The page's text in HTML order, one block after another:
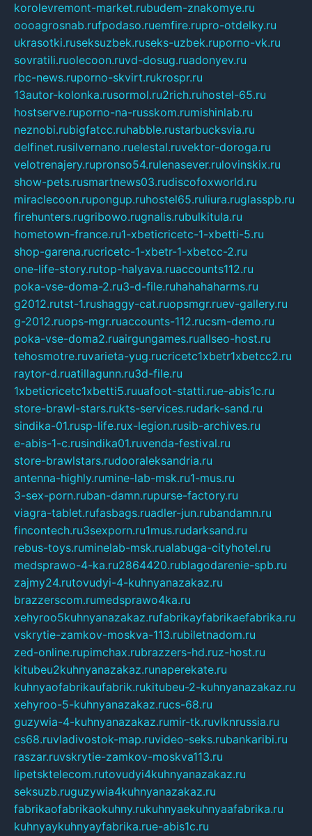
korolevremont-market.rubudem-znakomye.ru
oooagrosnab.rufpodaso.ruemfire.rupro-otdelky.ru
ukrasotki.ruseksuzbek.ruseks-uzbek.ruporno-vk.ru
sovratili.ruolecoon.ruvd-dosug.ruadonyev.ru
rbc-news.ruporno-skvirt.rukrospr.ru
13autor-kolonka.rusormol.ru2rich.ruhostel-65.ru
hostserve.ruporno-na-russkom.rumishinlab.ru
neznobi.rubigfatcc.ruhabble.rustarbucksvia.ru
delfinet.rusilvernano.ruelestal.ruvektor-doroga.ru
velotrenajery.rupronso54.rulenasever.rulovinskix.ru
show-pets.rusmartnews03.rudiscofoxworld.ru
miraclecoon.rupongup.ruhostel65.ruliura.ruglasspb.ru
firehunters.rugribowo.rugnalis.rubulkitula.ru
hometown-france.ru1-xbeticricetc-1-xbetti-5.ru
shop-garena.rucricetc-1-xbetr-1-xbetcc-2.ru
one-life-story.rutop-halyava.ruaccounts112.ru
poka-vse-doma-2.ru3-d-file.ruhahahaharms.ru
g2012.rutst-1.rushaggy-cat.ruopsmgr.ruev-gallery.ru
g-2012.ruops-mgr.ruaccounts-112.rucsm-demo.ru
poka-vse-doma2.ruairgungames.ruallseo-host.ru
tehosmotre.ruvarieta-yug.rucricetc1xbetr1xbetcc2.ru
raytor-d.ruatillagunn.ru3d-file.ru
1xbeticricetc1xbetti5.ruuafoot-statti.rue-abis1c.ru
store-brawl-stars.rukts-services.rudark-sand.ru
sindika-01.rusp-life.rux-legion.rusib-archives.ru
e-abis-1-c.rusindika01.ruvenda-festival.ru
store-brawlstars.rudooraleksandria.ru
antenna-highly.rumine-lab-msk.ru1-mus.ru
3-sex-porn.ruban-damn.rupurse-factory.ru
viagra-tablet.rufasbags.ruadler-jun.rubandamn.ru
fincontech.ru3sexporn.ru1mus.rudarksand.ru
rebus-toys.ruminelab-msk.rualabuga-cityhotel.ru
medsprawo-4-ka.ru2864420.rublagodarenie-spb.ru
zajmy24.rutovudyi-4-kuhnyanazakaz.ru
brazzerscom.rumedsprawo4ka.ru
xehyroo5kuhnyanazakaz.rufabrikayfabrikaefabrika.ru
vskrytie-zamkov-moskva-113.rubiletnadom.ru
zed-online.rupimchax.rubrazzers-hd.ruz-host.ru
kitubeu2kuhnyanazakaz.runaperekate.ru
kuhnyaofabrikaufabrik.rukitubeu-2-kuhnyanazakaz.ru
xehyroo-5-kuhnyanazakaz.rucs-68.ru
guzywia-4-kuhnyanazakaz.rumir-tk.ruvlknrussia.ru
cs68.ruvladivostok-map.ruvideo-seks.rubankaribi.ru
raszar.ruvskrytie-zamkov-moskva113.ru
lipetsktelecom.rutovudyi4kuhnyanazakaz.ru
seksuzb.ruguzywia4kuhnyanazakaz.ru
fabrikaofabrikaokuhny.rukuhnyaekuhnyaafabrika.ru
kuhnyaykuhnyayfabrika.rue-abis1c.ru